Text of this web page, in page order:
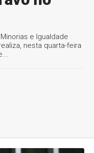
e Igualdade
nesta quarta-feira